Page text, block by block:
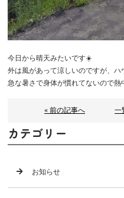
今日から晴天みたいです☀️
外は風があって涼しいのですが、
急な暑さで身体が慣れてないので
« 前の記事へ 一
カテゴリー
お知らせ